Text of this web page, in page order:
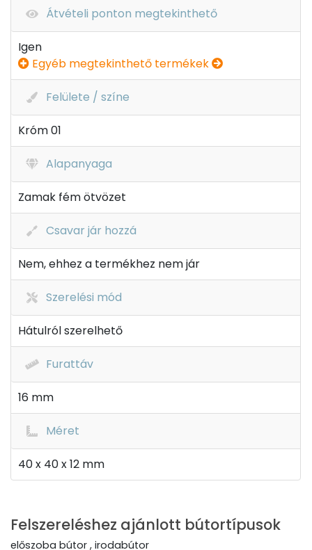
Átvételi ponton megtekinthető
Igen
Egyéb megtekinthető termékek
Felülete / színe
Króm 01
Alapanyaga
Zamak fém ötvözet
Csavar jár hozzá
Nem, ehhez a termékhez nem jár
Szerelési mód
Hátulról szerelhető
Furattáv
16 mm
Méret
40 x 40 x 12 mm
Felszereléshez ajánlott bútortípusok
előszoba bútor , irodabútor